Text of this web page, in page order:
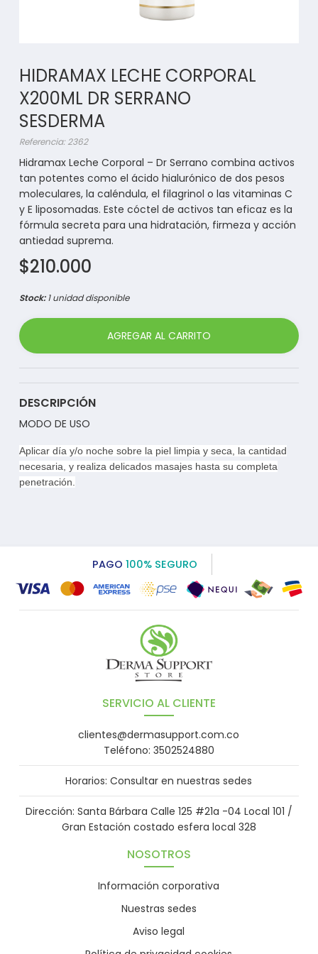
HIDRAMAX LECHE CORPORAL
X200ML DR SERRANO
SESDERMA
Referencia: 2362
Hidramax Leche Corporal – Dr Serrano combina activos
tan potentes como el ácido hialurónico de dos pesos
moleculares, la caléndula, el filagrinol o las vitaminas C
y E liposomadas. Este cóctel de activos tan eficaz es la
fórmula secreta para una hidratación, firmeza y acción
antiedad suprema.
$210.000
Stock:1 unidad disponible
AGREGAR AL CARRITO
DESCRIPCIÓN
MODO DE USO
Aplicar día y/o noche sobre la piel limpia y seca, la cantidad
necesaria, y realiza delicados masajes hasta su completa
penetración.
PAGO 100% SEGURO
SERVICIO AL CLIENTE
clientes@dermasupport.com.co
Teléfono: 3502524880
Horarios: Consultar en nuestras sedes
Dirección: Santa Bárbara Calle 125 #21a -04 Local 101 /
Gran Estación costado esfera local 328
NOSOTROS
Información corporativa
Nuestras sedes
Aviso legal